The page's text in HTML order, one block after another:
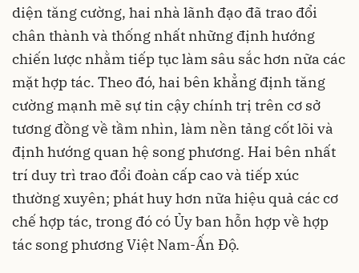
diện tăng cường, hai nhà lãnh đạo đã trao đổi
chân thành và thống nhất những định hướng
chiến lược nhằm tiếp tục làm sâu sắc hơn nữa các
mặt hợp tác. Theo đó, hai bên khẳng định tăng
cường mạnh mẽ sự tin cậy chính trị trên cơ sở
tương đồng về tầm nhìn, làm nền tảng cốt lõi và
định hướng quan hệ song phương. Hai bên nhất
trí duy trì trao đổi đoàn cấp cao và tiếp xúc
thường xuyên; phát huy hơn nữa hiệu quả các cơ
chế hợp tác, trong đó có Ủy ban hỗn hợp về hợp
tác song phương Việt Nam-Ấn Độ.